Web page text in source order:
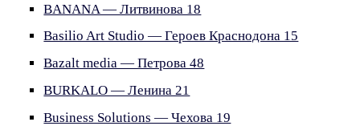
BANANA — Литвинова 18
Basilio Art Studio — Героев Краснодона 15
Bazalt media — Петрова 48
BURKALO — Ленина 21
Business Solutions — Чехова 19